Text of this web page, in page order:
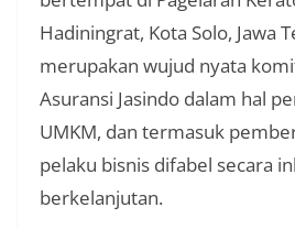
Hadiningrat, Kota Solo, Jawa
merupakan wujud nyata
Asuransi Jasindo dalam hal
UMKM, dan termasuk
pelaku bisnis difabel secara
berkelanjutan.